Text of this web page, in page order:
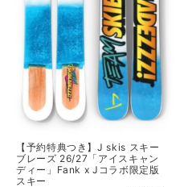
【予約特典つき】J skis スキー
ブレーズ 26/27「アイスキャン
ディー」Fank x Jコラボ限定版
スキー